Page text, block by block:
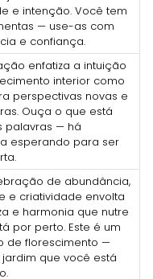
e intenção. Você tem
— use-as com
e confiança.
enfatiza a intuição
interior como
perspectivas novas e
Ouça o que está
palavras — há
esperando para ser
de abundância,
e criatividade envolta
e harmonia que nutre
por perto. Este é um
de florescimento —
que você está